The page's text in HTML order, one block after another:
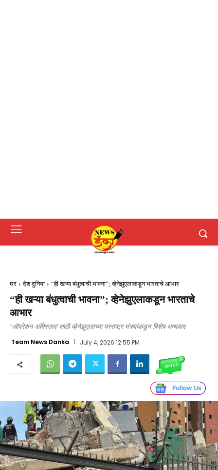
घर देश दुनिया “ही खऱ्या बंधुत्वाची भावना”; व्हेनेझुएलाकडून भारताचे आभार
“ही खऱ्या बंधुत्वाची भावना”; व्हेनेझुएलाकडून भारताचे
आभार
‘ऑपरेशन अमिस्ताद’साठी व्हेनेझुएलाच्या परराष्ट्र मंत्र्यांकडून विशेष धन्यवाद
Team News Danka July 4, 2026 12:55 PM